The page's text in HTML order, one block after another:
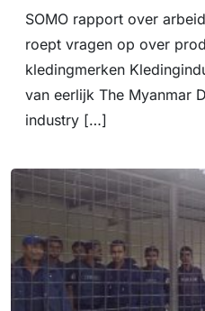
SOMO rapport over
roept vragen op over
kledingmerken
van eerlijk The Myanmar
industry […]